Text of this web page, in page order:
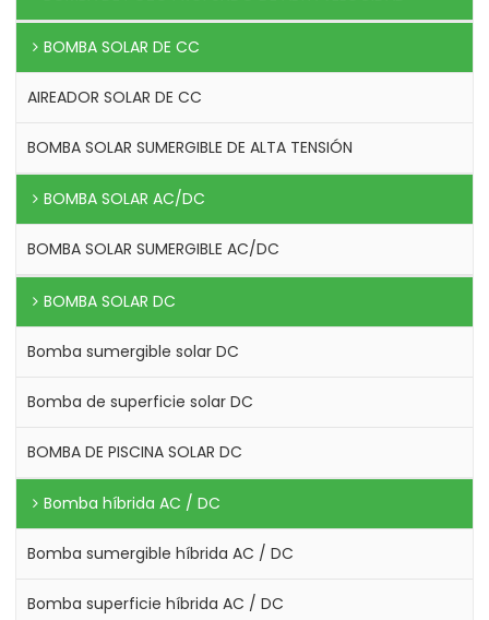
BOMBA SOLAR DE CC
AIREADOR SOLAR DE CC
BOMBA SOLAR SUMERGIBLE DE ALTA TENSIÓN
BOMBA SOLAR AC/DC
BOMBA SOLAR SUMERGIBLE AC/DC
BOMBA SOLAR DC
Bomba sumergible solar DC
Bomba de superficie solar DC
BOMBA DE PISCINA SOLAR DC
Bomba híbrida AC / DC
Bomba sumergible híbrida AC / DC
Bomba superficie híbrida AC / DC